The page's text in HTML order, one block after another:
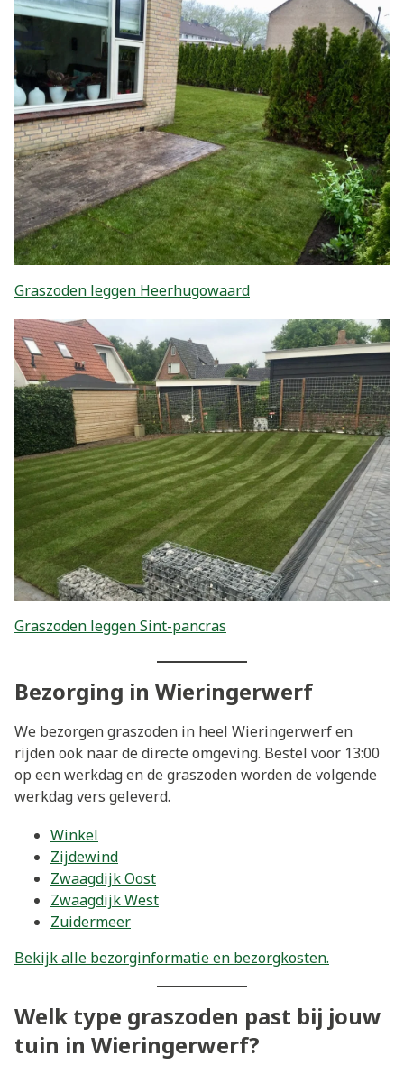
Graszoden leggen Heerhugowaard
Graszoden leggen Sint-pancras
Bezorging in Wieringerwerf
We bezorgen graszoden in heel Wieringerwerf en
rijden ook naar de directe omgeving. Bestel voor 13:00
op een werkdag en de graszoden worden de volgende
werkdag vers geleverd.
Winkel
Zijdewind
Zwaagdijk Oost
Zwaagdijk West
Zuidermeer
Bekijk alle bezorginformatie en bezorgkosten.
Welk type graszoden past bij jouw
tuin in Wieringerwerf?